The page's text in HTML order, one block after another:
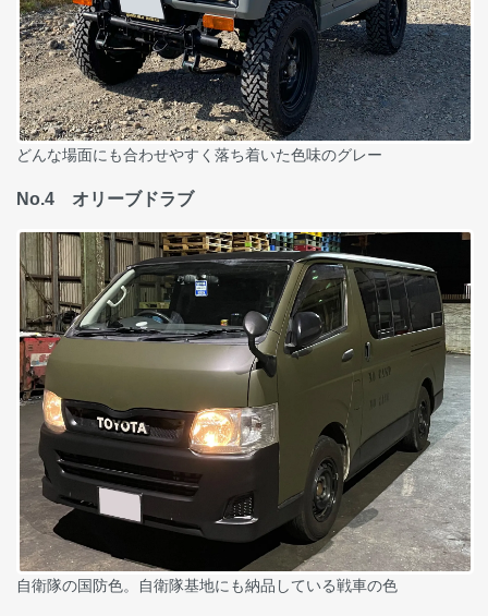
どんな場面にも合わせやすく落ち着いた色味のグレー
No.4 オリーブドラブ
自衛隊の国防色。自衛隊基地にも納品している戦車の色